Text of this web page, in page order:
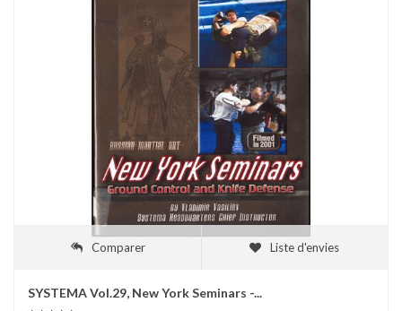
Comparer Liste d'envies
SYSTEMA Vol.29, New York Seminars -...